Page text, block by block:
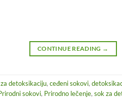
CONTINUE READING →
detoksikaciju, ceđeni sokovi,
sokovi, Prirodno lečenje, sok za